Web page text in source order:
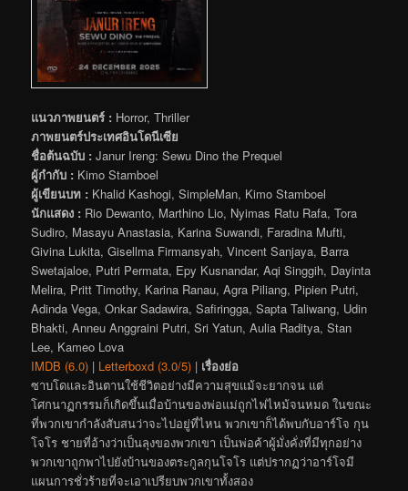
แนวภาพยนตร์ : Horror, Thriller
ภาพยนตร์ประเทศอินโดนีเซีย
ชื่อต้นฉบับ : Janur Ireng: Sewu Dino the Prequel
ผู้กำกับ : Kimo Stamboel
ผู้เขียนบท : Khalid Kashogi, SimpleMan, Kimo Stamboel
นักแสดง : Rio Dewanto, Marthino Lio, Nyimas Ratu Rafa, Tora
Sudiro, Masayu Anastasia, Karina Suwandi, Faradina Mufti,
Givina Lukita, Gisellma Firmansyah, Vincent Sanjaya, Barra
Swetajaloe, Putri Permata, Epy Kusnandar, Aqi Singgih, Dayinta
Melira, Pritt Timothy, Karina Ranau, Agra Piliang, Pipien Putri,
Adinda Vega, Onkar Sadawira, Safiringga, Sapta Taliwang, Udin
Bhakti, Anneu Anggraini Putri, Sri Yatun, Aulia Raditya, Stan
Lee, Kameo Lova
IMDB (6.0) | Letterboxd (3.0/5) | เรื่องย่อ
ซาบโดและอินตานใช้ชีวิตอย่างมีความสุขแม้จะยากจน แต่
โศกนาฏกรรมก็เกิดขึ้นเมื่อบ้านของพ่อแม่ถูกไฟไหม้จนหมด ในขณะ
ที่พวกเขากำลังสับสนว่าจะไปอยู่ที่ไหน พวกเขาก็ได้พบกับอาร์โจ กุน
โจโร ชายที่อ้างว่าเป็นลุงของพวกเขา เป็นพ่อค้าผู้มั่งคั่งที่มีทุกอย่าง
พวกเขาถูกพาไปยังบ้านของตระกูลกุนโจโร แต่ปรากฏว่าอาร์โจมี
แผนการชั่วร้ายที่จะเอาเปรียบพวกเขาทั้งสอง